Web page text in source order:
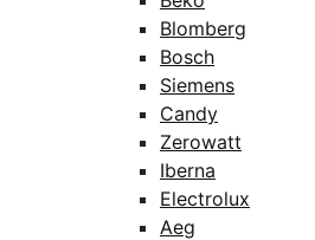
Blomberg
Bosch
Siemens
Candy
Zerowatt
Iberna
Electrolux
Aeg